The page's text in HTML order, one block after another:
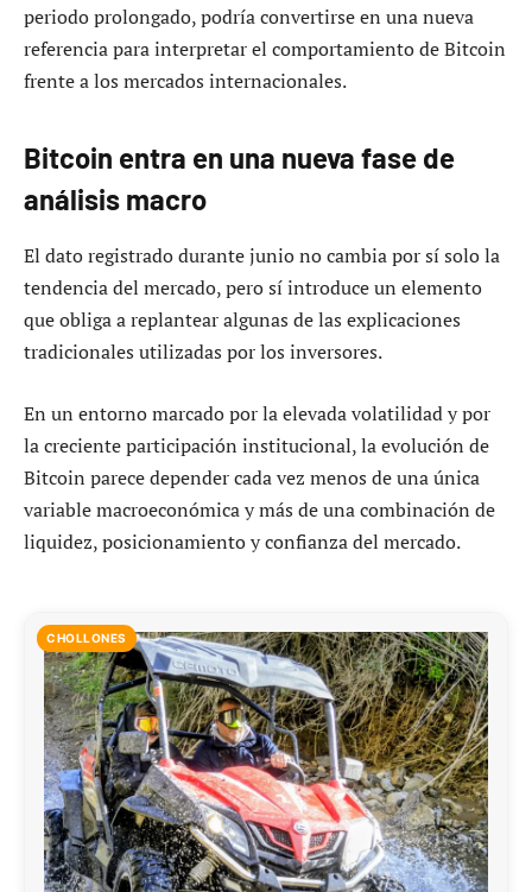
periodo prolongado, podría convertirse en una nueva
referencia para interpretar el comportamiento de Bitcoin
frente a los mercados internacionales.
Bitcoin entra en una nueva fase de
análisis macro
El dato registrado durante junio no cambia por sí solo la
tendencia del mercado, pero sí introduce un elemento
que obliga a replantear algunas de las explicaciones
tradicionales utilizadas por los inversores.
En un entorno marcado por la elevada volatilidad y por
la creciente participación institucional, la evolución de
Bitcoin parece depender cada vez menos de una única
variable macroeconómica y más de una combinación de
liquidez, posicionamiento y confianza del mercado.
CHOLLONES